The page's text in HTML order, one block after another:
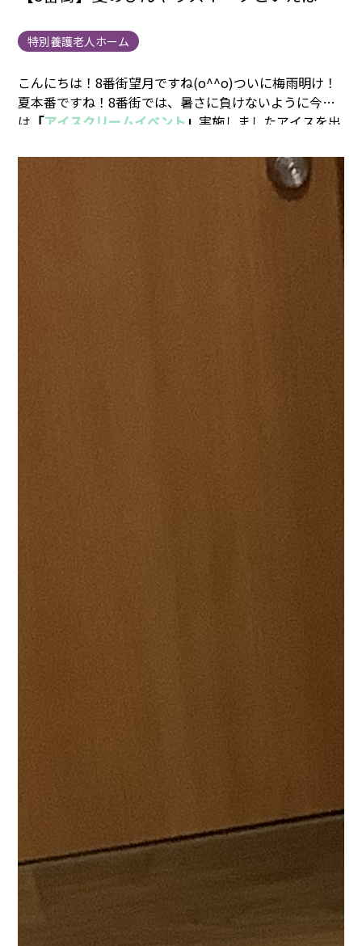
特別養護老人ホーム
こんにちは！8番街望月ですね(o^^o)ついに梅雨明け！
夏本番ですね！8番街では、暑さに負けないように今日
は 「アイスクリームイベント 」 実施しましたアイスを出
♪冷たくて好評でした( ＾∀＾)